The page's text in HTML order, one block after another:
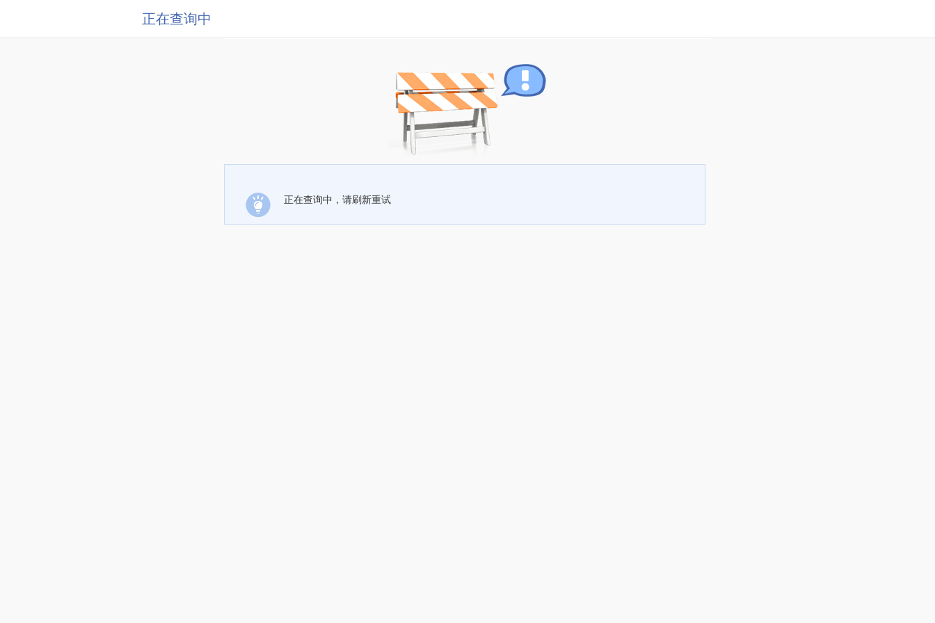
正在查询中
正在查询中，请刷新重试